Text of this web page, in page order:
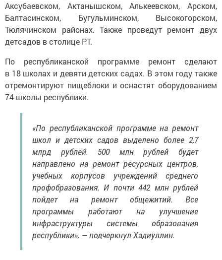
Аксубаевском, Актанышском, Алькеевском, Арском,
Балтасинском, Бугульминском, Высокогорском,
Тюлячинском районах. Также проведут ремонт двух
детсадов в столице РТ.
По республиканской программе ремонт сделают
в 18 школах и девяти детских садах. В этом году также
отремонтируют пищеблоки и оснастят оборудованием
74 школы республики.
«По республиканской программе на ремонт
школ и детских садов выделено более 2,7
млрд рублей. 500 млн рублей будет
направлено на ремонт ресурсных центров,
учебных корпусов учреждений среднего
профобразования. И почти 442 млн рублей
пойдет на ремонт общежитий. Все
программы работают на улучшение
инфраструктуры системы образования
республики», — подчеркнул Хадиуллин.